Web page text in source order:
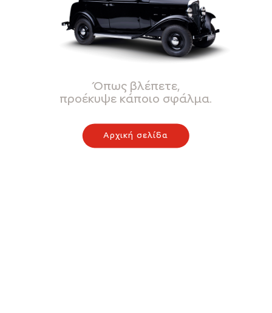
Όπως βλέπετε,
προέκυψε κάποιο σφάλμα.
Αρχική σελίδα